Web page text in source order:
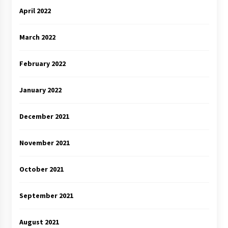
April 2022
March 2022
February 2022
January 2022
December 2021
November 2021
October 2021
September 2021
August 2021